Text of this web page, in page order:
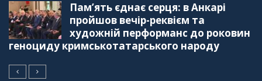
Пам’ять єднає серця: в Анкарі
пройшов вечір-реквієм та
художній перформанс до роковин
геноциду кримськотатарського народу